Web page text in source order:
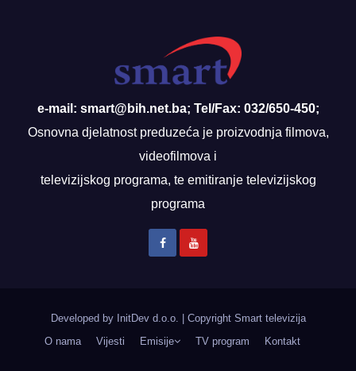
e-mail: smart@bih.net.ba; Tel/Fax: 032/650-450;
Osnovna djelatnost preduzeća je proizvodnja filmova,
videofilmova i
televizijskog programa, te emitiranje televizijskog
programa
Developed by InitDev d.o.o.
Copyright Smart televizija
O nama
Vijesti Emisije TV program Kontakt